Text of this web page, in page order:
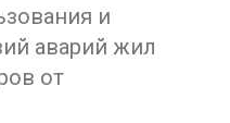
и
аварий жил
от